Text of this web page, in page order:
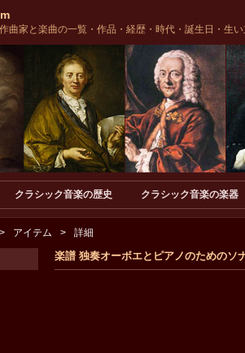
曲家と楽曲の一覧・作品・経歴・時代・誕生日・生
クラシック音楽の歴史 クラシック音楽の楽器
アイテム 詳細
楽譜 独奏オーボエとピアノのためのソ